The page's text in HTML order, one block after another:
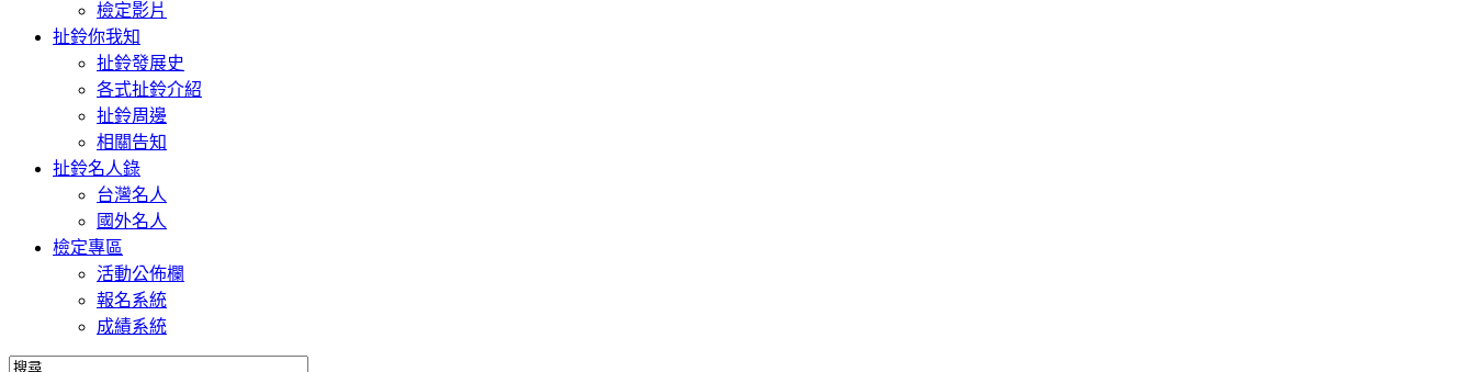
檢定影片
扯鈴你我知
扯鈴發展史
各式扯鈴介紹
扯鈴周邊
相關告知
扯鈴名人錄
台灣名人
國外名人
檢定專區
活動公佈欄
報名系統
成績系統